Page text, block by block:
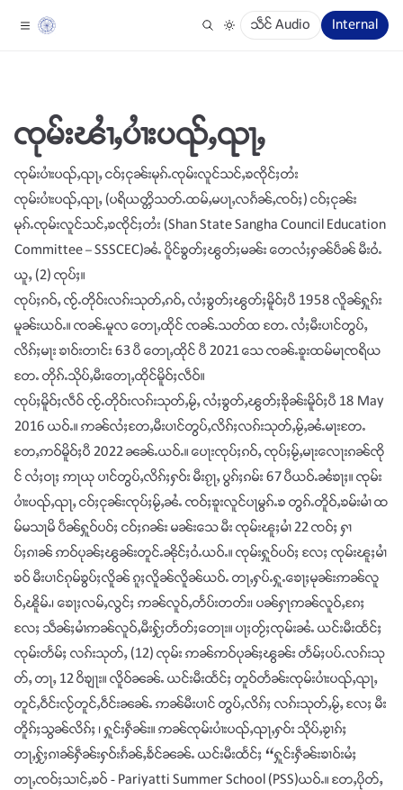
သဵင် Audio Internal
ၸုမ်းၽၢႆႇပၢႆးပၺ်ႇၺႃႇ
ၸုမ်းပၢႆးပၺ်ႇၺႃႇ ငဝ်ႈငုၼ်းမုၵ်ႉၸုမ်းလူင်သင်ႇၶၸိုင်ႈတႆး
ၸုမ်းပၢႆးပၺ်ႇၺႃႇ (ပရိယတ္တိသတ်ႉထမ်ႇမပႃႇလၵႅၼ်ႇၸဝ်ႈ) ငဝ်ႈငုၼ်း
မုၵ်ႉၸုမ်းလူင်သင်ႇၶၸိုင်ႈတႆး (Shan State Sangha Council Education
Committee – SSSCEC)ၼႆႉ ပိူင်ၶွတ်ႈၽွတ်ႈမၼ်း တေလႆႈႁၼ်ပဵၼ် မီးဝႆႉ
ယူႇ (2) ၸုပ်ႈ။
ၸုပ်ႈၵဝ်ႇ ၸႂ်ႉတိုဝ်းလၵ်းသုတ်ႇၵဝ်ႇ လႆႈၶွတ်ႈၽွတ်ႈမိူဝ်ႈပီ 1958 လိူၼ်ႁူၵ်း
မူၼ်းယဝ်ႉ။ ၸၼ်ႉမူလ တေႃႇထိုင် ၸၼ်ႉသတ်ထ တႄႉ လႆႈမီးပၢင်တွပ်ႇ
လိၵ်ႈမႃး ၶၢဝ်းတၢင်း 63 ပီ တေႃႇထိုင် ပီ 2021 သေ ၸၼ်ႉၶူးထမ်မႃၸရိယ
တႄႉ တိုၵ်ႉသိုပ်ႇမီးတေႃႇထိုင်မိူဝ်ႈလဵဝ်။
ၸုပ်ႈမိူဝ်ႈလဵဝ် ၸႂ်ႉတိုဝ်းလၵ်းသုတ်ႇမႂ်ႇ လႆႈၶွတ်ႇၽွတ်ႈၶိုၼ်းမိူဝ်ႈပီ 18 May
2016 ယဝ်ႉ။ ဢၼ်လႆႈတႄႇမီးပၢင်တွပ်ႇလိၵ်ႈလၵ်းသုတ်ႇမႂ်ႇၼႆႉမႃးတႄႉ
တႄႇဢဝ်မိူဝ်ႈပီ 2022 ၼၼ်ႉယဝ်ႉ။ ပေႃးၸုပ်ႈၵဝ်ႇ ၸုပ်ႈမႂ်ႇမႃးလေႃးၵၼ်ၸို
င် လႆႈဝႃႈ ဢႃယု ပၢင်တွပ်ႇလိၵ်ႈႁဝ်း မီးၵႂႃႇ ပွၵ်ႈၵမ်း 67 ပီယဝ်ႉၼႆၶႃႈ။ ၸုမ်း
ပၢႆးပၺ်ႇၺႃႇ ငဝ်ႈငုၼ်းၸုပ်ႈမႂ်ႇၼႆႉ ၸဝ်ႈၶူးလူင်ပႃမွၵ်ႉၶ တွၵ်ႉတိူဝ်ႇၶမ်းမၢႆ ထ
မ်မသႃမိ ပဵၼ်ႁူဝ်ပဝ်ႈ ငဝ်ႈၵၼ်း မၼ်းသေ မီး ၸုမ်းၽူႈမၢႆ 22 ၸဝ်ႈ ႁၢ
ပ်ႈၵၢၼ် ဢဝ်ပုၼ်ႈၽွၼ်းတူင်ႉၼိုင်ႈဝႆႉယဝ်ႉ။ ၸုမ်းႁူဝ်ပဝ်ႈ လႄႈ ၸုမ်းၽူႈမၢႆ
ၶဝ် မီးပၢင်ၵုမ်ၶွပ်ႈလိူၼ် ၵူႈလိူၼ်လိူၼ်ယဝ်ႉ တႃႇႁပ်ႉႁူႉၶေႃႈမုၼ်းဢၼ်လူ
ဝ်ႇၽိူမ်ႉ၊ ၶေႃႈလမ်ႇလွင်ႈ ဢၼ်လူဝ်ႇတႅပ်းတတ်း၊ ပၼ်ႁႃဢၼ်လူဝ်ႇၵႄႈ
လႄႈ သဵၼ်ႈမၢႆဢၼ်လူဝ်ႇမီးႁႂ်ႈတႅတ်ႈတေႃး။ ပႃႈတႂ်ႈၸုမ်းၼႆႉ ယင်းမီးထႅင်ႈ
ၸုမ်းတႅမ်ႈ လၵ်းသုတ်ႇ (12) ၸုမ်း ဢၼ်ဢဝ်ပုၼ်ႈၽွၼ်း တႅမ်ႈပပ်ႉလၵ်းသု
တ်ႇ တႃႇ 12 ဝိၶျႃး။ လိူဝ်ၼၼ်ႉ ယင်းမီးထႅင်ႈ တူဝ်တႅၼ်းၸုမ်းပၢႆးပၺ်ႇၺႃႇ
တူင်ႇဝဵင်းလႂ်တူင်ႇဝဵင်းၼၼ်ႉ ဢၼ်မီးပၢင် တွပ်ႇလိၵ်ႈ လၵ်းသုတ်ႇမႂ်ႇ လႄႈ မီး
တိူၵ်ႈသွၼ်လိၵ်ႈ ၊ ႁူင်းႁဵၼ်း။ ဢၼ်ၸုမ်းပၢႆးပၺ်ႇၺႃႇႁဝ်း သိုပ်ႇၶႂၢၵ်ႈ
တႃႇႁႂ်ႈၵၢၼ်ႁဵၼ်းႁဝ်းၵႅၼ်ႇၶႅင်ၼၼ်ႉ ယင်းမီးထႅင်ႈ “ႁူင်းႁဵၼ်းၶၢဝ်းမႆႈ
တႃႇၸဝ်ႈသၢင်ႇၶဝ် - Pariyatti Summer School (PSS)ယဝ်ႉ။ တႄႇပိုတ်ႇ